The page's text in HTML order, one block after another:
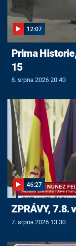
12:07
Prima
15
8. srpna 2026 20:40
46:27
ZPRÁVY, 7.8.
7. srpna 2026 13:30